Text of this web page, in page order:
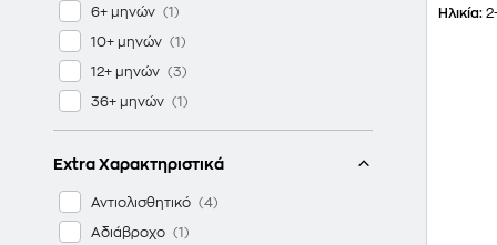
6+ μηνών
10+ μηνών
12+ μηνών
36+ μηνών
Extra Χαρακτηριστικά
Αντιολισθητικό
Αδιάβροχο
Ηλικία: